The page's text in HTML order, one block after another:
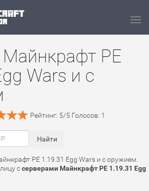
PE
Wars и с
Рейтинг: 5/5 Голосов: 1
PE 1.19.31 Egg Wars и с оружием.
ссерверами Майнкрафт PE 1.19.31 Egg